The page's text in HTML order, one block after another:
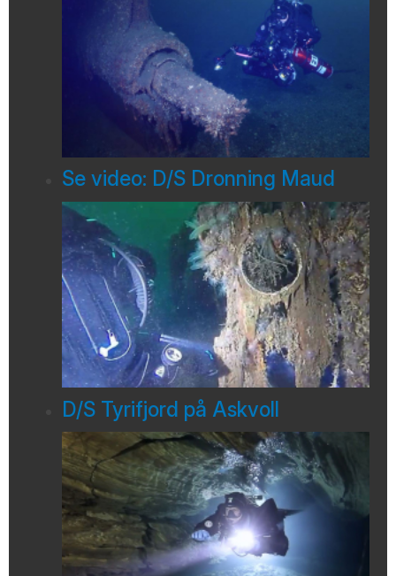
Se video: D/S Dronning Maud
D/S Tyrifjord på Askvoll